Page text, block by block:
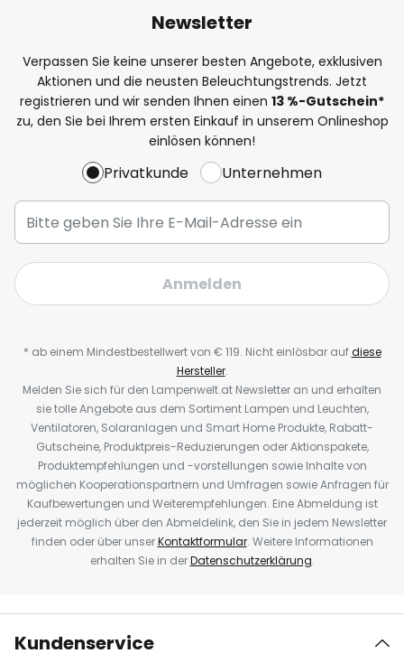
Newsletter
Verpassen Sie keine unserer besten Angebote, exklusiven
Aktionen und die neusten Beleuchtungstrends. Jetzt
registrieren und wir senden Ihnen einen 13 %-Gutschein*
zu, den Sie bei Ihrem ersten Einkauf in unserem Onlineshop
einlösen können!
Privatkunde Unternehmen
Anmelden
* ab einem Mindestbestellwert von € 119. Nicht einlösbar aufdiese
Hersteller.
Melden Sie sich für den Lampenwelt.at Newsletter an und erhalten
sie tolle Angebote aus dem Sortiment Lampen und Leuchten,
Ventilatoren, Solaranlagen und Smart Home Produkte, Rabatt-
Gutscheine, Produktpreis-Reduzierungen oder Aktionspakete,
Produktempfehlungen und -vorstellungen sowie Inhalte von
möglichen Kooperationspartnern und Umfragen sowie Anfragen für
Kaufbewertungen und Weiterempfehlungen. Eine Abmeldung ist
jederzeit möglich über den Abmeldelink, den Sie in jedem Newsletter
finden oder über unserKontaktformular. Weitere Informationen
erhalten Sie in derDatenschutzerklärung.
Kundenservice